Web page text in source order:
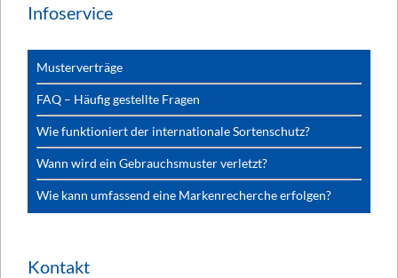
Infoservice
Musterverträge
FAQ – Häufig gestellte Fragen
Wie funktioniert der internationale Sortenschutz?
Wann wird ein Gebrauchsmuster verletzt?
Wie kann umfassend eine Markenrecherche erfolgen?
Kontakt